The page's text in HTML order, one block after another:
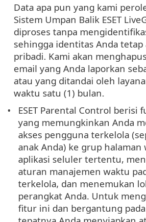
Data apa pun yang kami
Sistem Umpan Balik ESET
diproses tanpa
sehingga identitas Anda tetap
pribadi. Kami akan
email yang Anda laporkan
atau yang ditandai oleh
waktu satu (1) bulan.
ESET Parental Control berisi
yang memungkinkan Anda
akses pengguna terkelola
anak Anda) ke grup halaman
aplikasi seluler tertentu,
aturan manajemen waktu
terkelola, dan menemukan
perangkat Anda. Untuk
fitur ini dan bergantung